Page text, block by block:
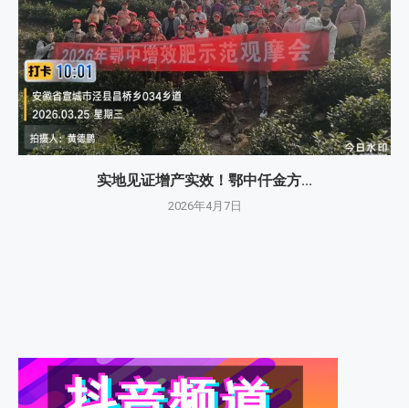
实地见证增产实效！鄂中仟金方...
2026年4月7日